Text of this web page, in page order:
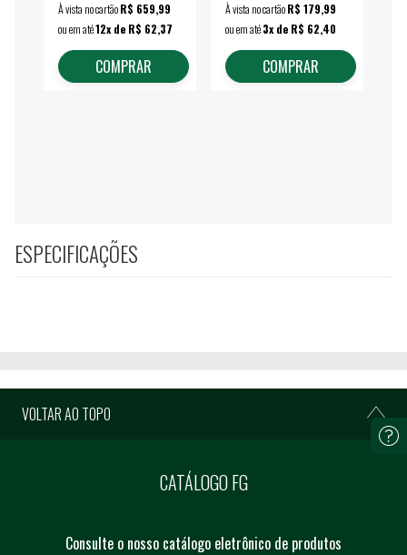
À vista no cartãoR$ 659,99
ou em até12x de R$ 62,37
COMPRAR
À vista no cartãoR$ 179,99
ou em até3x de R$ 62,40
COMPRAR
ESPECIFICAÇÕES
VOLTAR AO TOPO
CATÁLOGO FG
Consulte o nosso catálogo eletrônico de produtos